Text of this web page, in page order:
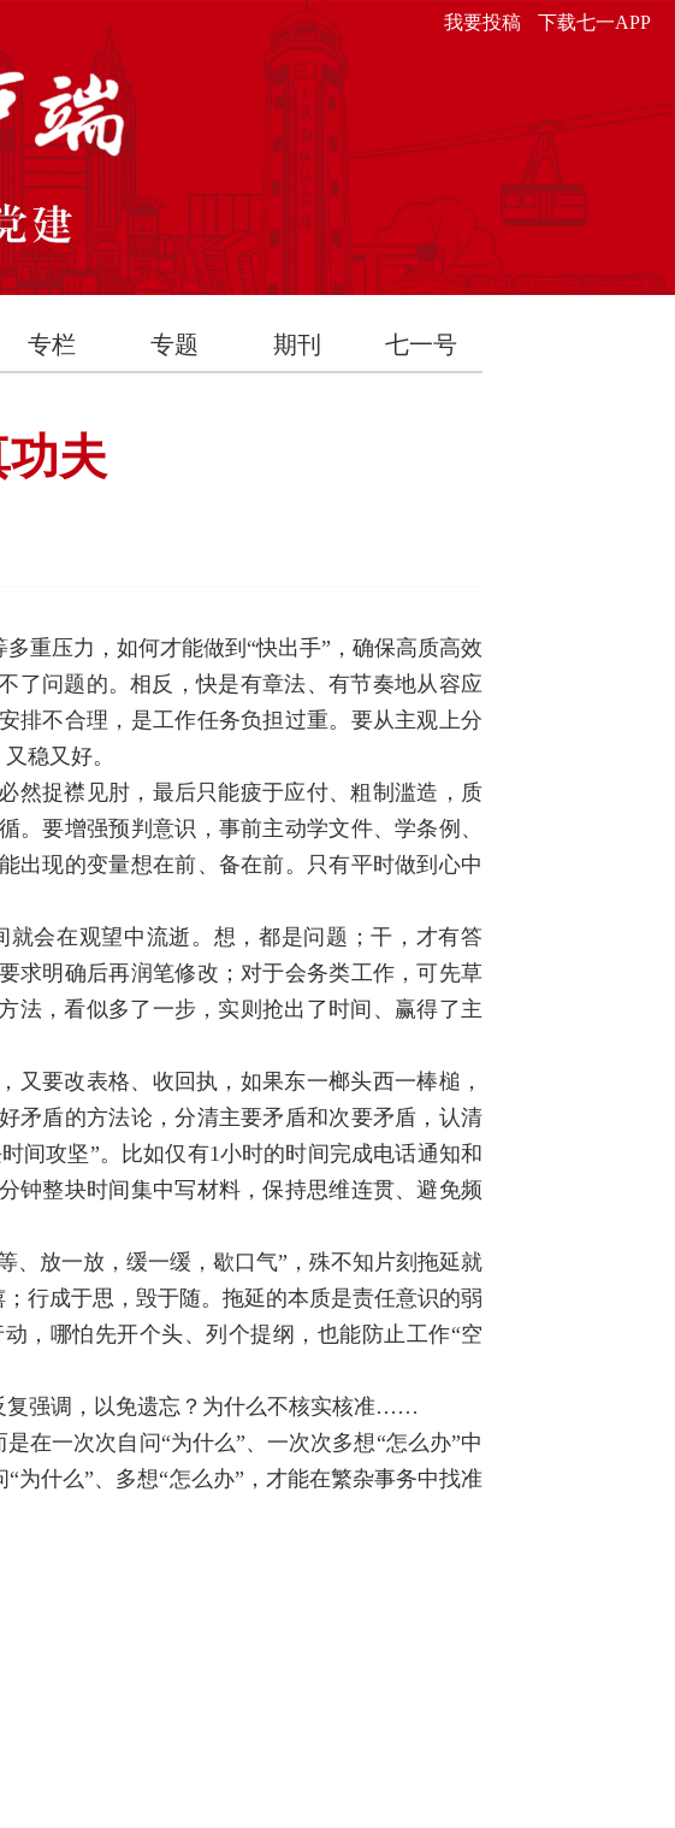
我要投稿 下载七一APP
专栏 专题 期刊 七一号
夫
重压力，如何才能做到“快出手”，确保高质高效
了问题的。相反，快是有章法、有节奏地从容应
排不合理，是工作任务负担过重。要从主观上分
稳又好。
然捉襟见肘，最后只能疲于应付、粗制滥造，质
要增强预判意识，事前主动学文件、学条例、
出现的变量想在前、备在前。只有平时做到心中
会在观望中流逝。想，都是问题；干，才有答
求明确后再润笔修改；对于会务类工作，可先草
法，看似多了一步，实则抢出了时间、赢得了主
要改表格、收回执，如果东一榔头西一棒槌，
矛盾的方法论，分清主要矛盾和次要矛盾，认清
间攻坚”。比如仅有1小时的时间完成电话通知和
钟整块时间集中写材料，保持思维连贯、避免频
、放一放，缓一缓，歇口气”，殊不知片刻拖延就
行成于思，毁于随。拖延的本质是责任意识的弱
，哪怕先开个头、列个提纲，也能防止工作“空
复强调，以免遗忘？为什么不核实核准……
在一次次自问“为什么”、一次次多想“怎么办”中
为什么”、多想“怎么办”，才能在繁杂事务中找准